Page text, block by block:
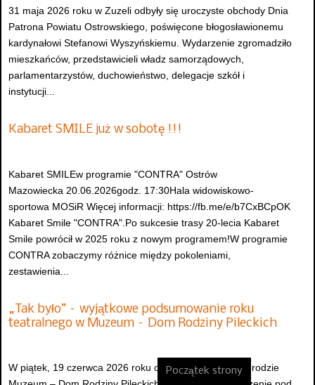
31 maja 2026 roku w Zuzeli odbyły się uroczyste obchody Dnia
Patrona Powiatu Ostrowskiego, poświęcone błogosławionemu
kardynałowi Stefanowi Wyszyńskiemu. Wydarzenie zgromadziło
mieszkańców, przedstawicieli władz samorządowych,
parlamentarzystów, duchowieństwo, delegacje szkół i
instytucji...
Kabaret SMILE już w sobotę !!!
Kabaret SMILEw programie "CONTRA" Ostrów
Mazowiecka 20.06.2026godz. 17:30Hala widowiskowo-
sportowa MOSiR Więcej informacji: https://fb.me/e/b7CxBCpOK
Kabaret Smile "CONTRA".Po sukcesie trasy 20-lecia Kabaret
Smile powrócił w 2025 roku z nowym programem!W programie
CONTRA zobaczymy różnice między pokoleniami,
zestawienia...
„Tak było” – wyjątkowe podsumowanie roku
teatralnego w Muzeum – Dom Rodziny Pileckich
W piątek, 19 czerwca 2026 roku o godzinie 13:00 w ogrodzie
Początek strony